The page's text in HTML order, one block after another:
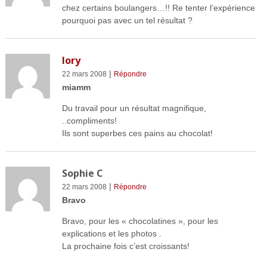
chez certains boulangers…!! Re tenter l’expérience
pourquoi pas avec un tel résultat ?
lory
22 mars 2008 | Répondre
miamm
Du travail pour un résultat magnifique,
..compliments!
Ils sont superbes ces pains au chocolat!
Sophie C
22 mars 2008 | Répondre
Bravo
Bravo, pour les « chocolatines », pour les
explications et les photos .
La prochaine fois c’est croissants!